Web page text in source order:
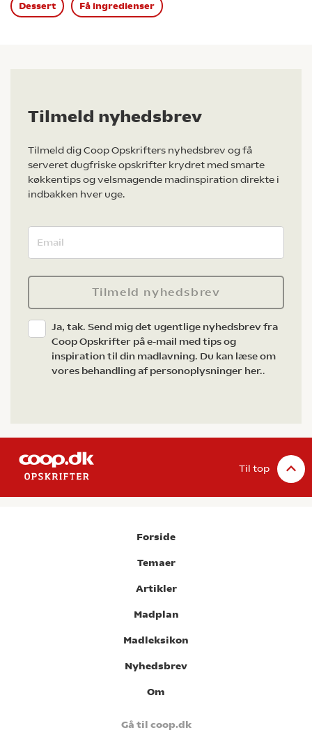
Dessert Få ingredienser
Tilmeld nyhedsbrev
Tilmeld dig Coop Opskrifters nyhedsbrev og få
serveret dugfriske opskrifter krydret med smarte
køkkentips og velsmagende madinspiration direkte i
indbakken hver uge.
Tilmeld nyhedsbrev
Ja, tak. Send mig det ugentlige nyhedsbrev fra
Coop Opskrifter på e-mail med tips og
inspiration til din madlavning. Du kan læse om
vores behandling af personoplysninger her..
Til top
Forside
Temaer
Artikler
Madplan
Madleksikon
Nyhedsbrev
Om
Gå til coop.dk